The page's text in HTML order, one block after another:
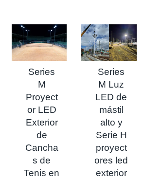
Series
M
Proyect
or LED
Exterior
de
Cancha
s de
Tenis en
Series
M Luz
LED de
mástil
alto y
Serie H
proyect
ores led
exterior